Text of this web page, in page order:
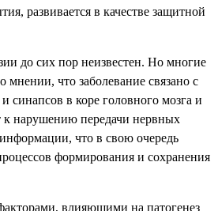
развивается в качестве защитной
до сих пор неизвестен. Но многие
мнении, что заболевание связано с
синапсов в коре головного мозга и
к нарушению передачи нервных
что в свою очередь
формирования и сохранения
влияющими на патогенез